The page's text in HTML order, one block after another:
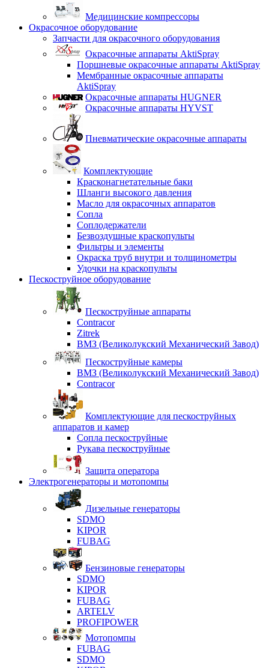
Медицинские компрессоры
Окрасочное оборудование
Запчасти для окрасочного оборудования
Окрасочные аппараты AktiSpray
Поршневые окрасочные аппараты AktiSpray
Мембранные окрасочные аппараты
AktiSpray
Окрасочные аппараты HUGNER
Окрасочные аппараты HYVST
Пневматические окрасочные аппараты
Комплектующие
Красконагнетательные баки
Шланги высокого давления
Масло для окрасочных аппаратов
Сопла
Соплодержатели
Безвоздушные краскопульты
Фильтры и элементы
Окраска труб внутри и толщинометры
Удочки на краскопульты
Пескоструйное оборудование
Пескоструйные аппараты
Contracor
Zitrek
ВМЗ (Великолукский Механический Завод)
Пескоструйные камеры
ВМЗ (Великолукский Механический Завод)
Contracor
Комплектующие для пескоструйных
аппаратов и камер
Сопла пескоструйные
Рукава пескоструйные
Защита оператора
Электрогенераторы и мотопомпы
Дизельные генераторы
SDMO
KIPOR
FUBAG
Бензиновые генераторы
SDMO
KIPOR
FUBAG
ARTELV
PROFIPOWER
Мотопомпы
FUBAG
SDMO